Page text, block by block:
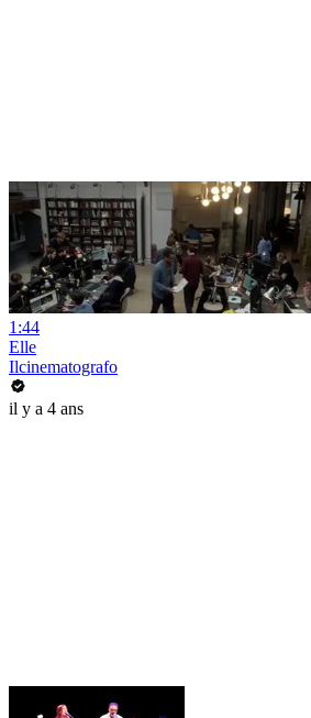
1:44
Elle
Ilcinematografo
il y a 4 ans